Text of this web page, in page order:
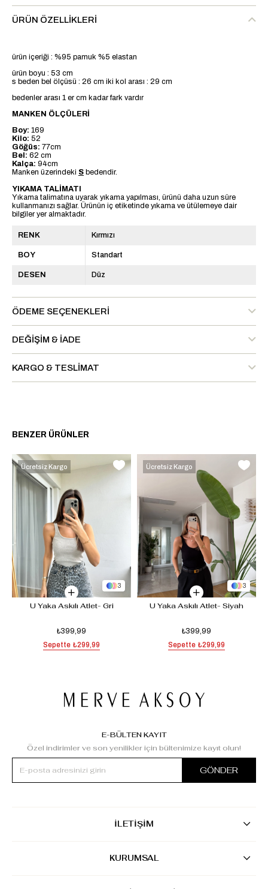
ÜRÜN ÖZELLIKLERI
ürün içeriği : %95 pamuk %5 elastan
ürün boyu : 53 cm
s beden bel ölçüsü : 26 cm iki kol arası : 29 cm
bedenler arası 1 er cm kadar fark vardır
MANKEN ÖLÇÜLERİ
Boy: 169
Kilo: 52
Göğüs: 77cm
Bel: 62 cm
Kalça: 94cm
Manken üzerindeki S bedendir.
YIKAMA TALİMATI
Yıkama talimatına uyarak yıkama yapılması, ürünü daha uzun süre
kullanmanızı sağlar. Ürünün iç etiketinde yıkama ve ütülemeye dair
bilgiler yer almaktadır.
RENK Kırmızı
BOY Standart
DESEN Düz
ÖDEME SEÇENEKLERI
DEĞIŞIM & İADE
KARGO & TESLIMAT
BENZER ÜRÜNLER
3
U Yaka Askılı Atlet- Gri
₺399,99
Sepette ₺299,99
Ücretsiz Kargo
3
U Yaka Askılı Atlet- Siyah
₺399,99
Sepette ₺299,99
Ücretsiz Kargo
E-BÜLTEN KAYIT
Özel indirimler ve son yenilikler için bültenimize kayıt olun!
GÖNDER
İLETİŞİM
KURUMSAL